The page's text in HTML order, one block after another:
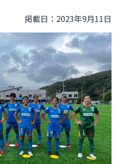
掲載日：2023年9月11日